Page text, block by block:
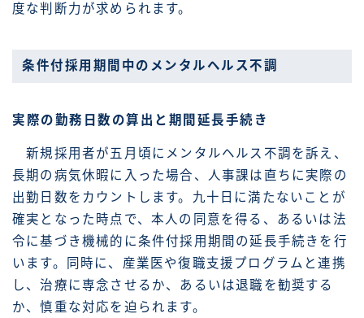
度な判断力が求められます。
条件付採用期間中のメンタルヘルス不調
実際の勤務日数の算出と期間延長手続き
新規採用者が五月頃にメンタルヘルス不調を訴え、
長期の病気休暇に入った場合、人事課は直ちに実際の
出勤日数をカウントします。九十日に満たないことが
確実となった時点で、本人の同意を得る、あるいは法
令に基づき機械的に条件付採用期間の延長手続きを行
います。同時に、産業医や復職支援プログラムと連携
し、治療に専念させるか、あるいは退職を勧奨する
か、慎重な対応を迫られます。